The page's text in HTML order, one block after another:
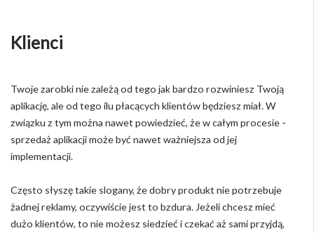
Klienci
Twoje zarobki nie zależą od tego jak bardzo rozwiniesz Twoją
aplikację, ale od tego ilu płacących klientów będziesz miał. W
związku z tym można nawet powiedzieć, że w całym procesie -
sprzedaż aplikacji może być nawet ważniejsza od jej
implementacji.
Często słyszę takie slogany, że dobry produkt nie potrzebuje
żadnej reklamy, oczywiście jest to bzdura. Jeżeli chcesz mieć
dużo klientów, to nie możesz siedzieć i czekać aż sami przyjdą,